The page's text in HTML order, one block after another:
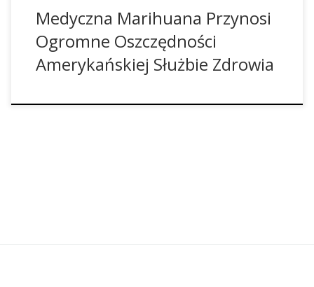
Medyczna Marihuana Przynosi
Ogromne Oszczędności
Amerykańskiej Służbie Zdrowia